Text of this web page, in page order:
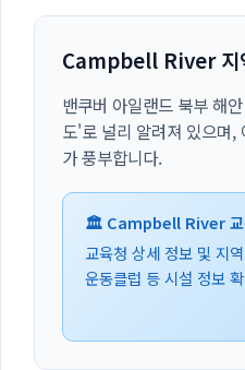
Campbell River 지
밴쿠버 아일랜드 북부 해
도'로 널리 알려져 있으며,
가 풍부합니다.
🏛️ Campbell River 교
교육청 상세 정보 및 지
운동클럽 등 시설 정보